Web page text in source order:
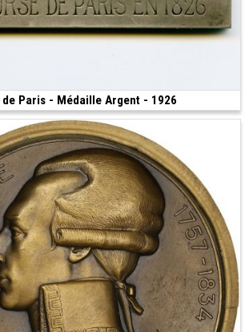
de Paris - Médaille Argent - 1926
g • 51 mm)